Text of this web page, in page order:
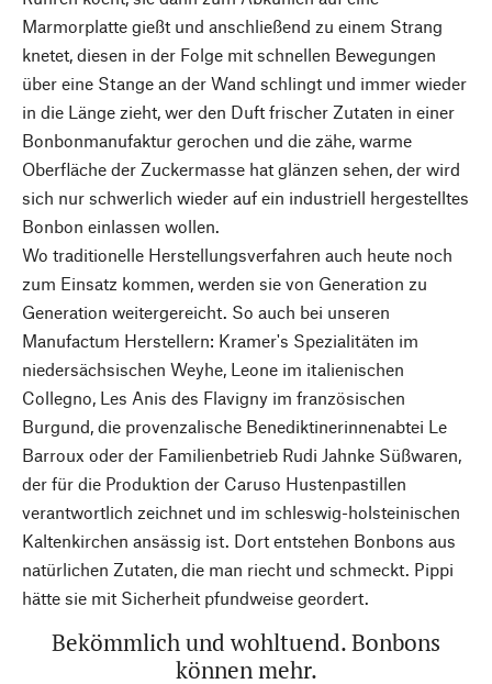
Marmorplatte gießt und anschließend zu einem Strang
knetet, diesen in der Folge mit schnellen Bewegungen
über eine Stange an der Wand schlingt und immer wieder
in die Länge zieht, wer den Duft frischer Zutaten in einer
Bonbonmanufaktur gerochen und die zähe, warme
Oberfläche der Zuckermasse hat glänzen sehen, der wird
sich nur schwerlich wieder auf ein industriell hergestelltes
Bonbon einlassen wollen.
Wo traditionelle Herstellungsverfahren auch heute noch
zum Einsatz kommen, werden sie von Generation zu
Generation weitergereicht. So auch bei unseren
Manufactum Herstellern: Kramer's Spezialitäten im
niedersächsischen Weyhe, Leone im italienischen
Collegno, Les Anis des Flavigny im französischen
Burgund, die provenzalische Benediktinerinnenabtei Le
Barroux oder der Familienbetrieb Rudi Jahnke Süßwaren,
der für die Produktion der Caruso Hustenpastillen
verantwortlich zeichnet und im schleswig-holsteinischen
Kaltenkirchen ansässig ist. Dort entstehen Bonbons aus
natürlichen Zutaten, die man riecht und schmeckt. Pippi
hätte sie mit Sicherheit pfundweise geordert.
Bekömmlich und wohltuend. Bonbons
können mehr.